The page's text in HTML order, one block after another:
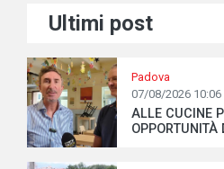
Ultimi post
Padova
07/08/2026 10:06
ALLE CUCINE
OPPORTUNITÀ